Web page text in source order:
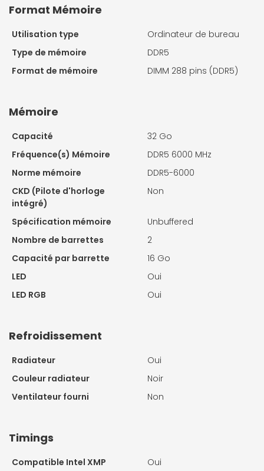
Format Mémoire
Utilisation type
Ordinateur de bureau
Type de mémoire
DDR5
Format de mémoire
DIMM 288 pins (DDR5)
Mémoire
Capacité
32 Go
Fréquence(s) Mémoire
DDR5 6000 MHz
Norme mémoire
DDR5-6000
CKD (Pilote d'horloge
intégré)
Non
Spécification mémoire
Unbuffered
Nombre de barrettes
2
Capacité par barrette
16 Go
LED
Oui
LED RGB
Oui
Refroidissement
Radiateur
Oui
Couleur radiateur
Noir
Ventilateur fourni
Non
Timings
Compatible Intel XMP
Oui